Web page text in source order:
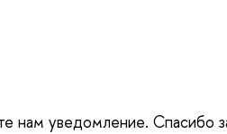
нам уведомление. Спасибо